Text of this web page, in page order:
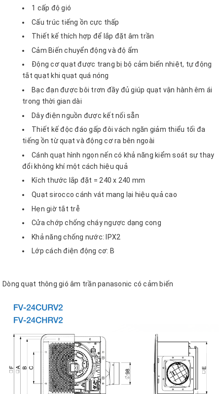
1 cấp độ gió
Cấu trúc tiếng ồn cực thấp
Thiết kế thích hợp để lắp đặt âm trần
Cảm Biến chuyển động và độ ẩm
Động cơ quạt được trang bị bộ cảm biến nhiệt, tự động
tắt quạt khi quạt quá nóng
Bạc đạn được bôi trơn đầy đủ giúp quạt vận hành êm ái
trong thời gian dài
Dây điện nguồn được kết nối sẵn
Thiết kế độc đáo gấp đôi vách ngăn giảm thiểu tối đa
tiếng ồn từ quạt và động cơ ra bên ngoài
Cánh quạt hình ngọn nến có khả năng kiểm soát sự thay
đổi không khí một cách hiệu quả
Kích thước lắp đặt = 240 x 240 mm
Quạt sirocco cánh vát mang lại hiệu quả cao
Hẹn giờ tắt trễ
Cửa chớp chống cháy ngược dạng cong
Khả năng chống nước: IPX2
Lớp cách điện động cơ: B
Dòng quạt thông gió âm trần panasonic có cảm biến